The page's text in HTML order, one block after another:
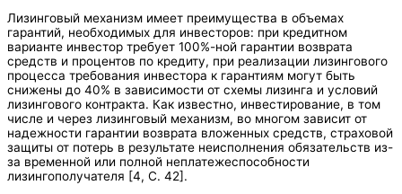
Лизинговый механизм имеет преимущества в объемах
гарантий, необходимых для инвесторов: при кредитном
варианте инвестор требует 100%-ной гарантии возврата
средств и процентов по кредиту, при реализации лизингового
процесса требования инвестора к гарантиям могут быть
снижены до 40% в зависимости от схемы лизинга и условий
лизингового контракта. Как известно, инвестирование, в том
числе и через лизинговый механизм, во многом зависит от
надежности гарантии возврата вложенных средств, страховой
защиты от потерь в результате неисполнения обязательств из-
за временной или полной неплатежеспособности
лизингополучателя [4, С. 42].